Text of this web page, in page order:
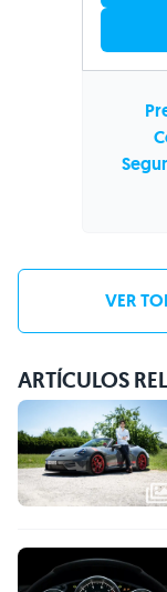
VER
ARTÍCULOS